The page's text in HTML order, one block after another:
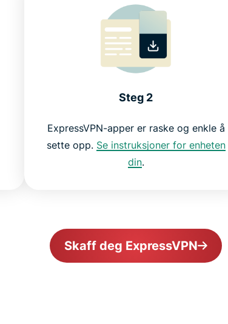
Steg 2
ExpressVPN-apper er raske og enkle å
sette opp. Se instruksjoner for enheten
din.
Skaff deg ExpressVPN